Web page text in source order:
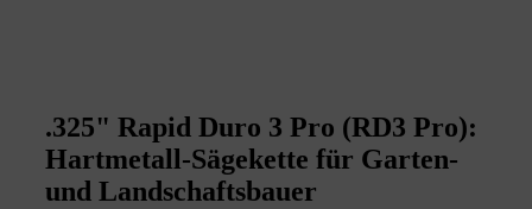
.325" Rapid Duro 3 Pro (RD3 Pro):
Hartmetall-Sägekette für Garten-
und Landschaftsbauer